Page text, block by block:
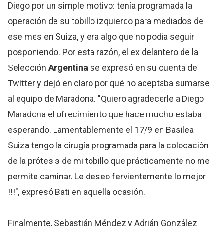
Diego por un simple motivo: tenía programada la
operación de su tobillo izquierdo para mediados de
ese mes en Suiza, y era algo que no podía seguir
posponiendo. Por esta razón, el ex delantero de la
Selección Argentina se expresó en su cuenta de
Twitter y dejó en claro por qué no aceptaba sumarse
al equipo de Maradona. "Quiero agradecerle a Diego
Maradona el ofrecimiento que hace mucho estaba
esperando. Lamentablemente el 17/9 en Basilea
Suiza tengo la cirugía programada para la colocación
de la prótesis de mi tobillo que prácticamente no me
permite caminar. Le deseo fervientemente lo mejor
!!!", expresó Bati en aquella ocasión.
Finalmente, Sebastián Méndez y Adrián González